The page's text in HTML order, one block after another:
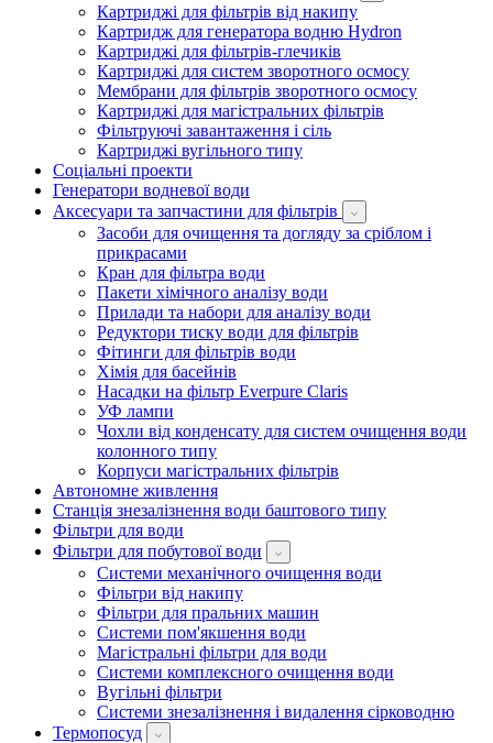
Картриджі для фільтрів від накипу
Картридж для генератора водню Hydron
Картриджі для фільтрів-глечиків
Картриджі для систем зворотного осмосу
Мембрани для фільтрів зворотного осмосу
Картриджі для магістральних фільтрів
Фільтруючі завантаження і сіль
Картриджі вугільного типу
Соціальні проекти
Генератори водневої води
Аксесуари та запчастини для фільтрів
Засоби для очищення та догляду за сріблом і
прикрасами
Кран для фільтра води
Пакети хімічного аналізу води
Прилади та набори для аналізу води
Редуктори тиску води для фільтрів
Фітинги для фільтрів води
Хімія для басейнів
Насадки на фільтр Everpure Claris
УФ лампи
Чохли від конденсату для систем очищення води
колонного типу
Корпуси магістральних фільтрів
Автономне живлення
Станція знезалізнення води баштового типу
Фільтри для води
Фільтри для побутової води
Системи механічного очищення води
Фільтри від накипу
Фільтри для пральних машин
Системи пом'якшення води
Магістральні фільтри для води
Системи комплексного очищення води
Вугільні фільтри
Системи знезалізнення і видалення сірководню
Термопосуд